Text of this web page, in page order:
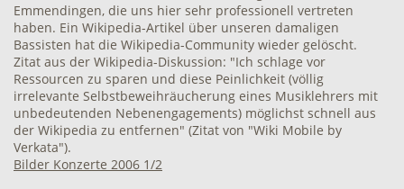
Emmendingen, die uns hier sehr professionell vertreten
haben. Ein Wikipedia-Artikel über unseren damaligen
Bassisten hat die Wikipedia-Community wieder gelöscht.
Zitat aus der Wikipedia-Diskussion: "Ich schlage vor
Ressourcen zu sparen und diese Peinlichkeit (völlig
irrelevante Selbstbeweihräucherung eines Musiklehrers mit
unbedeutenden Nebenengagements) möglichst schnell aus
der Wikipedia zu entfernen" (Zitat von "Wiki Mobile by
Verkata").
Bilder Konzerte 2006 1/2